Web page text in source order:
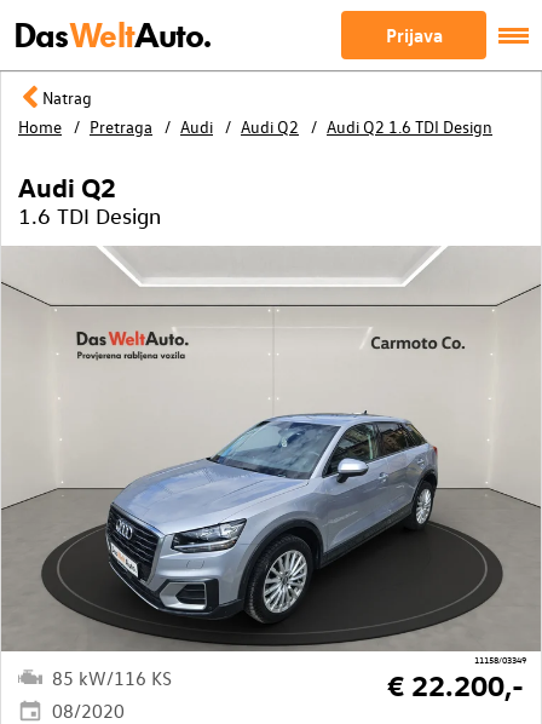
DasWeltAuto. Prijava
Natrag
Home
Pretraga Audi Audi Q2 Audi Q2 1.6 TDI Design
11158/03349
Audi Q2
1.6 TDI Design
85 kW/116 KS
08/2020
€ 22.200,-